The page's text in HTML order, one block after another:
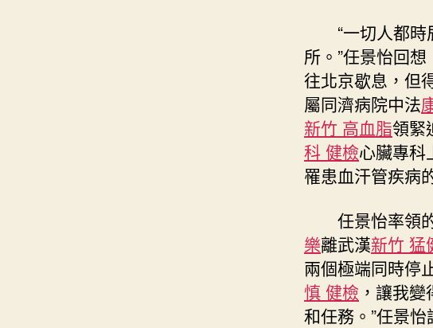
“一切人都
所。”任景怡回
往北京歇息，但
屬同濟病院中法
新竹 高血脂領緊
科 健檢心臟專科
罹患血汗管疾病
任景怡率領
樂離武漢新竹 猛
兩個極端同時停
慎 健檢 ，讓我
和任務。”任景怡